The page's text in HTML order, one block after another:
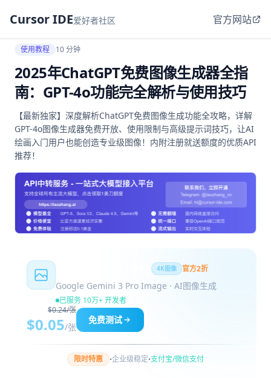
Cursor IDE爱好者社区 官方网站
使用教程 10 分钟
2025年ChatGPT免费图像生成器全指
南：GPT-4o功能完全解析与使用技巧
【最新独家】深度解析ChatGPT免费图像生成功能全攻略，详解
GPT-4o图像生成器免费开放、使用限制与高级提示词技巧，让AI
绘画入门用户也能创造专业级图像！内附注册就送额度的优质API
推荐！
4K图像 官方2折
Google Gemini 3 Pro Image · AI图像生成
已服务 10万+ 开发者
$0.24/张
$0.05/张
免费测试
限时特惠 ·企业级稳定·支付宝/微信支付